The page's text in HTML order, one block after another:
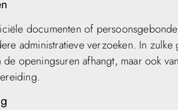
documenten of
administratieve verzoeken. In zulke
openingsuren afhangt, maar ook